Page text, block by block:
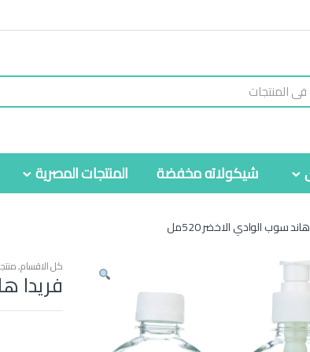
شيكولاته مخفضة المنتجات المصرية
سوب الوادي الاخضر 520مل
كل الاقسام,
فريدا